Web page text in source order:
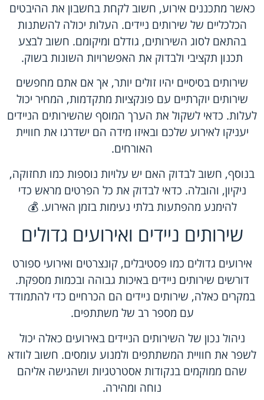
כאשר מתכננים אירוע, חשוב לקחת בחשבון את ההיבטים
הכלכליים של שירותים ניידים. העלות יכולה להשתנות
בהתאם לסוג השירותים, גודלם ומיקומם. חשוב לבצע
תכנון תקציבי ולבדוק את האפשרויות השונות בשוק.
שירותים בסיסיים יהיו זולים יותר, אך אם אתם מחפשים
שירותים יוקרתיים עם פונקציות מתקדמות, המחיר יכול
לעלות. כדאי לשקול את הערך המוסף שהשירותים הניידים
יעניקו לאירוע שלכם ובאיזו מידה הם ישדרגו את חוויית
האורחים.
בנוסף, חשוב לבדוק האם יש עלויות נוספות כמו תחזוקה,
ניקיון, והובלה. כדאי לבדוק את כל הפרטים מראש כדי
להימנע מהפתעות בלתי נעימות בזמן האירוע. 💰
שירותים ניידים ואירועים גדולים
אירועים גדולים כמו פסטיבלים, קונצרטים ואירועי ספורט
דורשים שירותים ניידים באיכות גבוהה ובכמות מספקת.
במקרים כאלה, שירותים ניידים הם הכרחיים כדי להתמודד
עם מספר רב של משתתפים.
ניהול נכון של השירותים הניידים באירועים כאלה יכול
לשפר את חוויית המשתתפים ולמנוע עומסים. חשוב לוודא
שהם ממוקמים בנקודות אסטרטגיות ושהגישה אליהם
נוחה ומהירה.